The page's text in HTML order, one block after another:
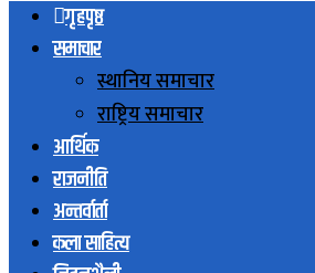
गृहपृष्ठ
समाचार
स्थानिय समाचार
राष्ट्रिय समाचार
आर्थिक
राजनीति
अन्तर्वार्ता
कला साहित्य